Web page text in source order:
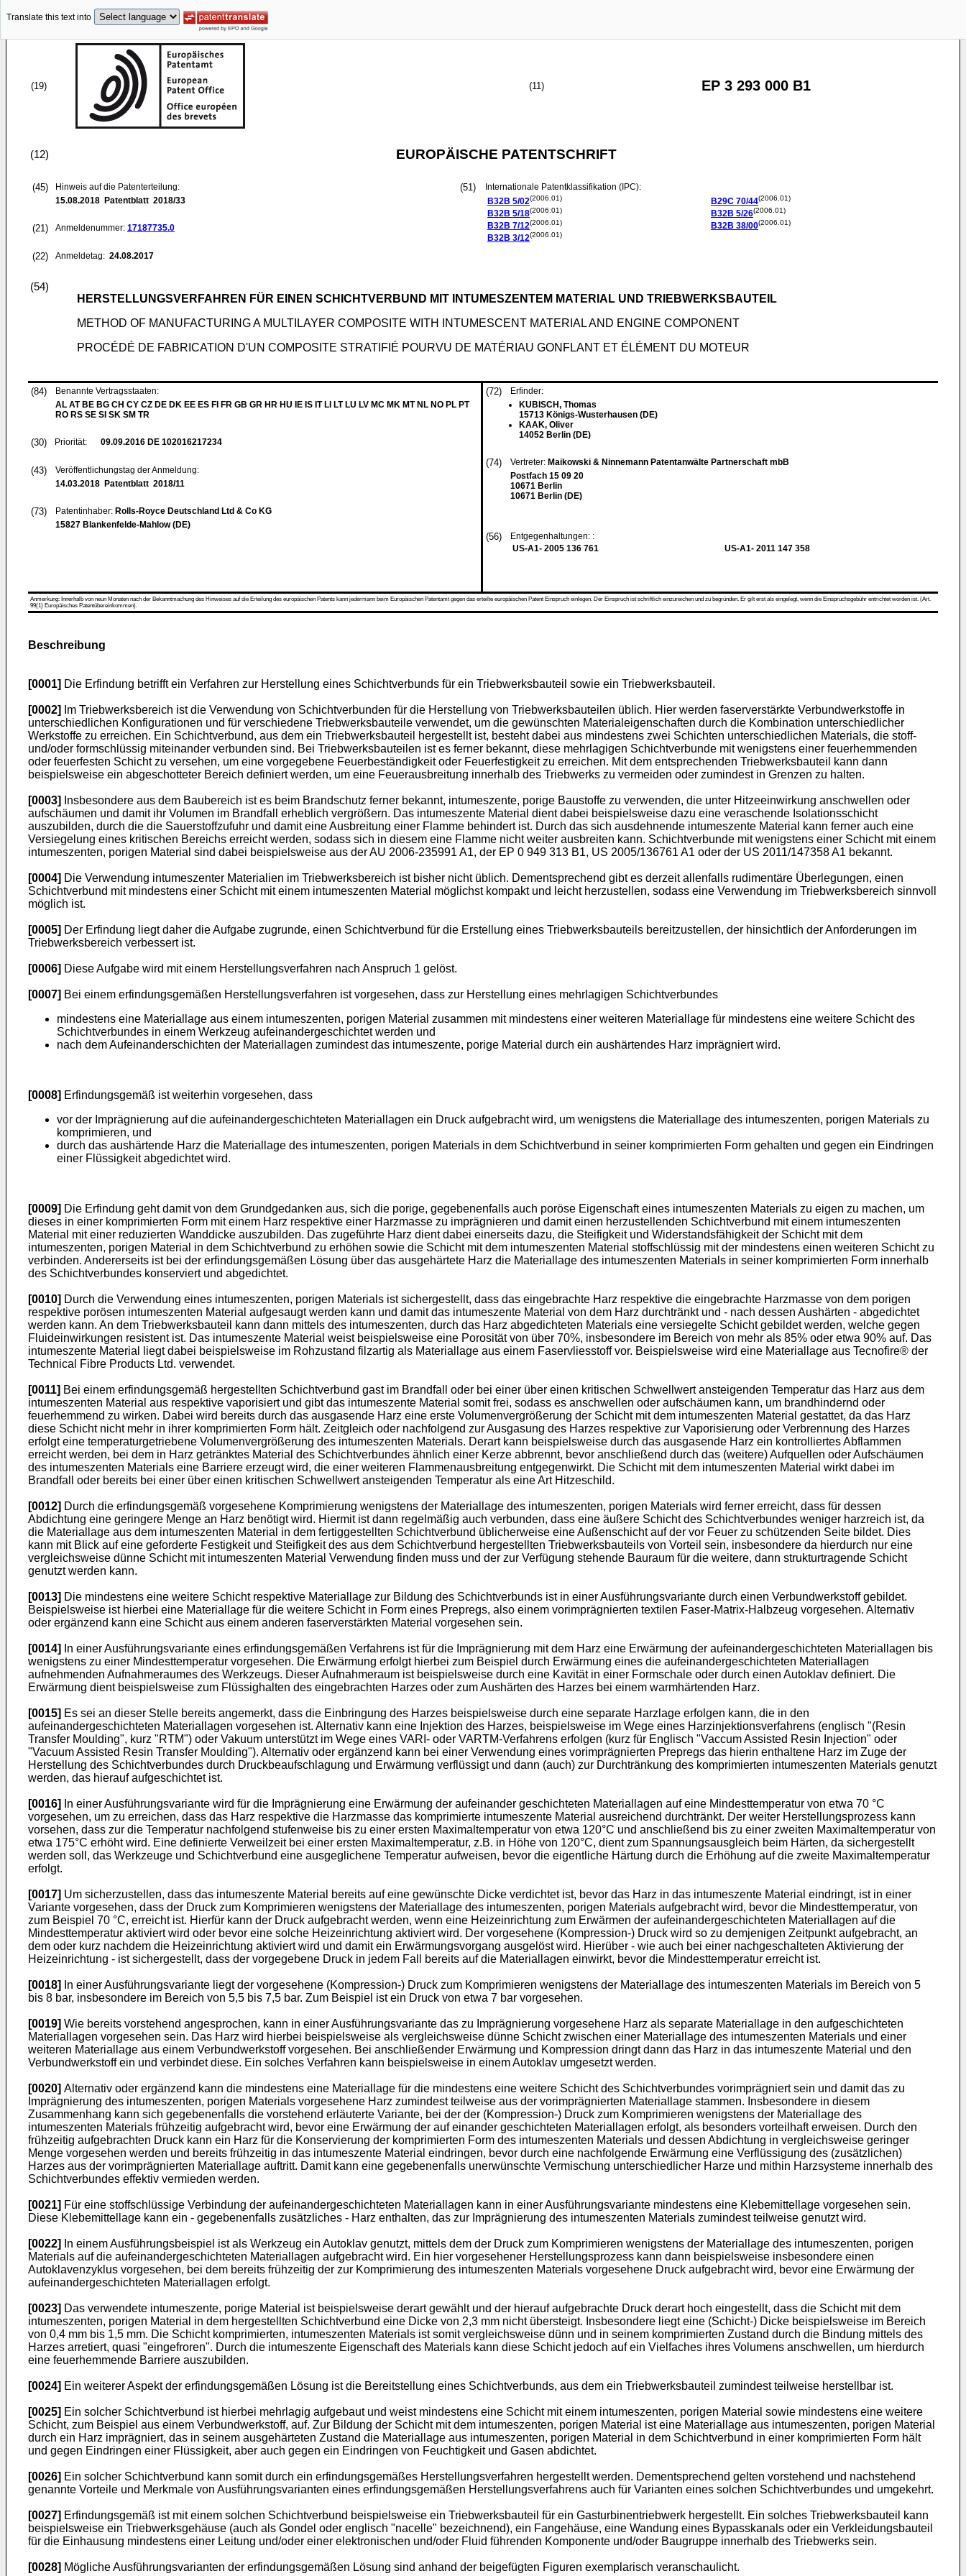
Translate this text into
(19) (11) EP 3 293 000 B1
(12) EUROPÄISCHE PATENTSCHRIFT
(45)
Hinweis auf die Patenterteilung:
15.08.2018 Patentblatt 2018/33
(21) Anmeldenummer: 17187735.0
(22) Anmeldetag: 24.08.2017
(51)
Internationale Patentklassifikation (IPC):
B32B 5/02(2006.01)
B32B 5/18(2006.01)
B32B 7/12(2006.01)
B32B 3/12(2006.01)
B29C 70/44(2006.01)
B32B 5/26(2006.01)
B32B 38/00(2006.01)
(54)
HERSTELLUNGSVERFAHREN FÜR EINEN SCHICHTVERBUND MIT INTUMESZENTEM MATERIAL UND TRIEBWERKSBAUTEIL
METHOD OF MANUFACTURING A MULTILAYER COMPOSITE WITH INTUMESCENT MATERIAL AND ENGINE COMPONENT
PROCÉDÉ DE FABRICATION D'UN COMPOSITE STRATIFIÉ POURVU DE MATÉRIAU GONFLANT ET ÉLÉMENT DU MOTEUR
(84)
Benannte Vertragsstaaten:
AL AT BE BG CH CY CZ DE DK EE ES FI FR GB GR HR HU IE IS IT LI LT LU LV MC MK MT NL NO PL PT
RO RS SE SI SK SM TR
(30) Priorität: 09.09.2016 DE 102016217234
(43)
Veröffentlichungstag der Anmeldung:
14.03.2018 Patentblatt 2018/11
(73) Patentinhaber: Rolls-Royce Deutschland Ltd & Co KG
15827 Blankenfelde-Mahlow (DE)
(72)
Erfinder:
KUBISCH, Thomas
15713 Königs-Wusterhausen (DE)
KAAK, Oliver
14052 Berlin (DE)
(74) Vertreter: Maikowski & Ninnemann Patentanwälte Partnerschaft mbB
Postfach 15 09 20
10671 Berlin
10671 Berlin (DE)
(56)
Entgegenhaltungen: :
US-A1- 2005 136 761
US-A1- 2011 147 358
Anmerkung: Innerhalb von neun Monaten nach der Bekanntmachung des Hinweises auf die Erteilung des europäischen Patents kann jedermann beim Europäischen Patentamt gegen das erteilte europäischen Patent Einspruch einlegen. Der Einspruch ist schriftlich einzureichen und zu begründen. Er gilt erst als eingelegt, wenn die Einspruchsgebühr entrichtet worden ist. (Art.
99(1) Europäisches Patentübereinkommen).
Beschreibung
[0001] Die Erfindung betrifft ein Verfahren zur Herstellung eines Schichtverbunds für ein Triebwerksbauteil sowie ein Triebwerksbauteil.
[0002]
Im Triebwerksbereich ist die Verwendung von Schichtverbunden für die Herstellung von Triebwerksbauteilen üblich. Hier werden faserverstärkte Verbundwerkstoffe in
unterschiedlichen Konfigurationen und für verschiedene Triebwerksbauteile verwendet, um die gewünschten Materialeigenschaften durch die Kombination unterschiedlicher
Werkstoffe zu erreichen. Ein Schichtverbund, aus dem ein Triebwerksbauteil hergestellt ist, besteht dabei aus mindestens zwei Schichten unterschiedlichen Materials, die stoff-
und/oder formschlüssig miteinander verbunden sind. Bei Triebwerksbauteilen ist es ferner bekannt, diese mehrlagigen Schichtverbunde mit wenigstens einer feuerhemmenden
oder feuerfesten Schicht zu versehen, um eine vorgegebene Feuerbeständigkeit oder Feuerfestigkeit zu erreichen. Mit dem entsprechenden Triebwerksbauteil kann dann
beispielsweise ein abgeschotteter Bereich definiert werden, um eine Feuerausbreitung innerhalb des Triebwerks zu vermeiden oder zumindest in Grenzen zu halten.
[0003]
Insbesondere aus dem Baubereich ist es beim Brandschutz ferner bekannt, intumeszente, porige Baustoffe zu verwenden, die unter Hitzeeinwirkung anschwellen oder
aufschäumen und damit ihr Volumen im Brandfall erheblich vergrößern. Das intumeszente Material dient dabei beispielsweise dazu eine veraschende Isolationsschicht
auszubilden, durch die die Sauerstoffzufuhr und damit eine Ausbreitung einer Flamme behindert ist. Durch das sich ausdehnende intumeszente Material kann ferner auch eine
Versiegelung eines kritischen Bereichs erreicht werden, sodass sich in diesem eine Flamme nicht weiter ausbreiten kann. Schichtverbunde mit wenigstens einer Schicht mit einem
intumeszenten, porigen Material sind dabei beispielsweise aus derAU 2006-235991 A1, der EP 0 949 313 B1, US 2005/136761 A1 oder der US 2011/147358 A1 bekannt.
[0004] Die Verwendung intumeszenter Materialien im Triebwerksbereich ist bisher nicht üblich. Dementsprechend gibt es derzeit allenfalls rudimentäre Überlegungen, einen
Schichtverbund mit mindestens einer Schicht mit einem intumeszenten Material möglichst kompakt und leicht herzustellen, sodass eine Verwendung im Triebwerksbereich sinnvoll
möglich ist.
[0005] Der Erfindung liegt daher die Aufgabe zugrunde, einen Schichtverbund für die Erstellung eines Triebwerksbauteils bereitzustellen, der hinsichtlich der Anforderungen im
Triebwerksbereich verbessert ist.
[0006] Diese Aufgabe wird mit einem Herstellungsverfahren nach Anspruch 1 gelöst.
[0007] Bei einem erfindungsgemäßen Herstellungsverfahren ist vorgesehen, dass zur Herstellung eines mehrlagigen Schichtverbundes
mindestens eine Materiallage aus einem intumeszenten, porigen Material zusammen mit mindestens einer weiteren Materiallage für mindestens eine weitere Schicht des
Schichtverbundes in einem Werkzeug aufeinandergeschichtet werden und
nach dem Aufeinanderschichten der Materiallagen zumindest das intumeszente, porige Material durch ein aushärtendes Harz imprägniert wird.
[0008] Erfindungsgemäß ist weiterhin vorgesehen, dass
vor der Imprägnierung auf die aufeinandergeschichteten Materiallagen ein Druck aufgebracht wird, um wenigstens die Materiallage des intumeszenten, porigen Materials zu
komprimieren, und
durch das aushärtende Harz die Materiallage des intumeszenten, porigen Materials in dem Schichtverbund in seiner komprimierten Form gehalten und gegen ein Eindringen
einer Flüssigkeit abgedichtet wird.
[0009] Die Erfindung geht damit von dem Grundgedanken aus, sich die porige, gegebenenfalls auch poröse Eigenschaft eines intumeszenten Materials zu eigen zu machen, um
dieses in einer komprimierten Form mit einem Harz respektive einer Harzmasse zu imprägnieren und damit einen herzustellenden Schichtverbund mit einem intumeszenten
Material mit einer reduzierten Wanddicke auszubilden. Das zugeführte Harz dient dabei einerseits dazu, die Steifigkeit und Widerstandsfähigkeit der Schicht mit dem
intumeszenten, porigen Material in dem Schichtverbund zu erhöhen sowie die Schicht mit dem intumeszenten Material stoffschlüssig mit der mindestens einen weiteren Schicht zu
verbinden. Andererseits ist bei der erfindungsgemäßen Lösung über das ausgehärtete Harz die Materiallage des intumeszenten Materials in seiner komprimierten Form innerhalb
des Schichtverbundes konserviert und abgedichtet.
[0010] Durch die Verwendung eines intumeszenten, porigen Materials ist sichergestellt, dass das eingebrachte Harz respektive die eingebrachte Harzmasse von dem porigen
respektive porösen intumeszenten Material aufgesaugt werden kann und damit das intumeszente Material von dem Harz durchtränkt und - nach dessen Aushärten - abgedichtet
werden kann. An dem Triebwerksbauteil kann dann mittels des intumeszenten, durch das Harz abgedichteten Materials eine versiegelte Schicht gebildet werden, welche gegen
Fluideinwirkungen resistent ist. Das intumeszente Material weist beispielsweise eine Porosität von über 70%, insbesondere im Bereich von mehr als 85% oder etwa 90% auf. Das
intumeszente Material liegt dabei beispielsweise im Rohzustand filzartig als Materiallage aus einem Faservliesstoff vor. Beispielsweise wird eine Materiallage aus Tecnofire® der
Technical Fibre Products Ltd. verwendet.
[0011] Bei einem erfindungsgemäß hergestellten Schichtverbund gast im Brandfall oder bei einer über einen kritischen Schwellwert ansteigenden Temperatur das Harz aus dem
intumeszenten Material aus respektive vaporisiert und gibt das intumeszente Material somit frei, sodass es anschwellen oder aufschäumen kann, um brandhindernd oder
feuerhemmend zu wirken. Dabei wird bereits durch das ausgasende Harz eine erste Volumenvergrößerung der Schicht mit dem intumeszenten Material gestattet, da das Harz
diese Schicht nicht mehr in ihrer komprimierten Form hält. Zeitgleich oder nachfolgend zur Ausgasung des Harzes respektive zur Vaporisierung oder Verbrennung des Harzes
erfolgt eine temperaturgetriebene Volumenvergrößerung des intumeszenten Materials. Derart kann beispielsweise durch das ausgasende Harz ein kontrolliertes Abflammen
erreicht werden, bei dem in Harz getränktes Material des Schichtverbundes ähnlich einer Kerze abbrennt, bevor anschließend durch das (weitere) Aufquellen oder Aufschäumen
des intumeszenten Materials eine Barriere erzeugt wird, die einer weiteren Flammenausbreitung entgegenwirkt. Die Schicht mit dem intumeszenten Material wirkt dabei im
Brandfall oder bereits bei einer über einen kritischen Schwellwert ansteigenden Temperatur als eine Art Hitzeschild.
[0012] Durch die erfindungsgemäß vorgesehene Komprimierung wenigstens der Materiallage des intumeszenten, porigen Materials wird ferner erreicht, dass für dessen
Abdichtung eine geringere Menge an Harz benötigt wird. Hiermit ist dann regelmäßig auch verbunden, dass eine äußere Schicht des Schichtverbundes weniger harzreich ist, da
die Materiallage aus dem intumeszenten Material in dem fertiggestellten Schichtverbund üblicherweise eine Außenschicht auf der vor Feuer zu schützenden Seite bildet. Dies
kann mit Blick auf eine geforderte Festigkeit und Steifigkeit des aus dem Schichtverbund hergestellten Triebwerksbauteils von Vorteil sein, insbesondere da hierdurch nur eine
vergleichsweise dünne Schicht mit intumeszenten Material Verwendung finden muss und der zur Verfügung stehende Bauraum für die weitere, dann strukturtragende Schicht
genutzt werden kann.
[0013] Die mindestens eine weitere Schicht respektive Materiallage zur Bildung des Schichtverbunds ist in einer Ausführungsvariante durch einen Verbundwerkstoff gebildet.
Beispielsweise ist hierbei eine Materiallage für die weitere Schicht in Form eines Prepregs, also einem vorimprägnierten textilen Faser-Matrix-Halbzeug vorgesehen. Alternativ
oder ergänzend kann eine Schicht aus einem anderen faserverstärkten Material vorgesehen sein.
[0014]
In einer Ausführungsvariante eines erfindungsgemäßen Verfahrens ist für die Imprägnierung mit dem Harz eine Erwärmung der aufeinandergeschichteten Materiallagen bis
wenigstens zu einer Mindesttemperatur vorgesehen. Die Erwärmung erfolgt hierbei zum Beispiel durch Erwärmung eines die aufeinandergeschichteten Materiallagen
aufnehmenden Aufnahmeraumes des Werkzeugs. Dieser Aufnahmeraum ist beispielsweise durch eine Kavität in einer Formschale oder durch einen Autoklav definiert. Die
Erwärmung dient beispielsweise zum Flüssighalten des eingebrachten Harzes oder zum Aushärten des Harzes bei einem warmhärtenden Harz.
[0015] Es sei an dieser Stelle bereits angemerkt, dass die Einbringung des Harzes beispielsweise durch eine separate Harzlage erfolgen kann, die in den
aufeinandergeschichteten Materiallagen vorgesehen ist. Alternativ kann eine Injektion des Harzes, beispielsweise im Wege eines Harzinjektionsverfahrens (englisch "(Resin
Transfer Moulding", kurz "RTM") oder Vakuum unterstützt im Wege eines VARI- oder VARTM-Verfahrens erfolgen (kurz für Englisch "Vaccum Assisted Resin Injection" oder
"Vacuum Assisted Resin Transfer Moulding"). Alternativ oder ergänzend kann bei einer Verwendung eines vorimprägnierten Prepregs das hierin enthaltene Harz im Zuge der
Herstellung des Schichtverbundes durch Druckbeaufschlagung und Erwärmung verflüssigt und dann (auch) zur Durchtränkung des komprimierten intumeszenten Materials genutzt
werden, das hierauf aufgeschichtet ist.
[0016]
In einer Ausführungsvariante wird für die Imprägnierung eine Erwärmung der aufeinander geschichteten Materiallagen auf eine Mindesttemperatur von etwa 70 °C
vorgesehen, um zu erreichen, dass das Harz respektive die Harzmasse das komprimierte intumeszente Material ausreichend durchtränkt. Der weiter Herstellungsprozess kann
vorsehen, dass zur die Temperatur nachfolgend stufenweise bis zu einer ersten Maximaltemperatur von etwa 120°C und anschließend bis zu einer zweiten Maximaltemperatur von
etwa 175°C erhöht wird. Eine definierte Verweilzeit bei einer ersten Maximaltemperatur, z.B. in Höhe von 120°C, dient zum Spannungsausgleich beim Härten, da sichergestellt
werden soll, das Werkzeuge und Schichtverbund eine ausgeglichene Temperatur aufweisen, bevor die eigentliche Härtung durch die Erhöhung auf die zweite Maximaltemperatur
erfolgt.
[0017] Um sicherzustellen, dass das intumeszente Material bereits auf eine gewünschte Dicke verdichtet ist, bevor das Harz in das intumeszente Material eindringt, ist in einer
Variante vorgesehen, dass der Druck zum Komprimieren wenigstens der Materiallage des intumeszenten, porigen Materials aufgebracht wird, bevor die Mindesttemperatur, von
zum Beispiel 70 °C, erreicht ist. Hierfür kann der Druck aufgebracht werden, wenn eine Heizeinrichtung zum Erwärmen der aufeinandergeschichteten Materiallagen auf die
Mindesttemperatur aktiviert wird oder bevor eine solche Heizeinrichtung aktiviert wird. Der vorgesehene (Kompression-) Druck wird so zu demjenigen Zeitpunkt aufgebracht, an
dem oder kurz nachdem die Heizeinrichtung aktiviert wird und damit ein Erwärmungsvorgang ausgelöst wird. Hierüber - wie auch bei einer nachgeschalteten Aktivierung der
Heizeinrichtung - ist sichergestellt, dass der vorgegebene Druck in jedem Fall bereits auf die Materiallagen einwirkt, bevor die Mindesttemperatur erreicht ist.
[0018]
In einer Ausführungsvariante liegt der vorgesehene (Kompression-) Druck zum Komprimieren wenigstens der Materiallage des intumeszenten Materials im Bereich von 5
bis 8 bar, insbesondere im Bereich von 5,5 bis 7,5 bar. Zum Beispiel ist ein Druck von etwa 7 bar vorgesehen.
[0019] Wie bereits vorstehend angesprochen, kann in einer Ausführungsvariante das zu Imprägnierung vorgesehene Harz als separate Materiallage in den aufgeschichteten
Materiallagen vorgesehen sein. Das Harz wird hierbei beispielsweise als vergleichsweise dünne Schicht zwischen einer Materiallage des intumeszenten Materials und einer
weiteren Materiallage aus einem Verbundwerkstoff vorgesehen. Bei anschließender Erwärmung und Kompression dringt dann das Harz in das intumeszente Material und den
Verbundwerkstoff ein und verbindet diese. Ein solches Verfahren kann beispielsweise in einem Autoklav umgesetzt werden.
[0020] Alternativ oder ergänzend kann die mindestens eine Materiallage für die mindestens eine weitere Schicht des Schichtverbundes vorimprägniert sein und damit das zu
Imprägnierung des intumeszenten, porigen Materials vorgesehene Harz zumindest teilweise aus der vorimprägnierten Materiallage stammen. Insbesondere in diesem
Zusammenhang kann sich gegebenenfalls die vorstehend erläuterte Variante, bei der der (Kompression-) Druck zum Komprimieren wenigstens der Materiallage des
intumeszenten Materials frühzeitig aufgebracht wird, bevor eine Erwärmung der auf einander geschichteten Materiallagen erfolgt, als besonders vorteilhaft erweisen. Durch den
frühzeitig aufgebrachten Druck kann ein Harz für die Konservierung der komprimierten Form des intumeszenten Materials und dessen Abdichtung in vergleichsweise geringer
Menge vorgesehen werden und bereits frühzeitig in das intumeszente Material eindringen, bevor durch eine nachfolgende Erwärmung eine Verflüssigung des (zusätzlichen)
Harzes aus der vorimprägnierten Materiallage auftritt. Damit kann eine gegebenenfalls unerwünschte Vermischung unterschiedlicher Harze und mithin Harzsysteme innerhalb des
Schichtverbundes effektiv vermieden werden.
[0021] Für eine stoffschlüssige Verbindung der aufeinandergeschichteten Materiallagen kann in einer Ausführungsvariante mindestens eine Klebemittellage vorgesehen sein.
Diese Klebemittellage kann ein - gegebenenfalls zusätzliches - Harz enthalten, das zur Imprägnierung des intumeszenten Materials zumindest teilweise genutzt wird.
[0022]
In einem Ausführungsbeispiel ist als Werkzeug ein Autoklav genutzt, mittels dem der Druck zum Komprimieren wenigstens der Materiallage des intumeszenten, porigen
Materials auf die aufeinandergeschichteten Materiallagen aufgebracht wird. Ein hier vorgesehener Herstellungsprozess kann dann beispielsweise insbesondere einen
Autoklavenzyklus vorgesehen, bei dem bereits frühzeitig der zur Komprimierung des intumeszenten Materials vorgesehene Druck aufgebracht wird, bevor eine Erwärmung der
aufeinandergeschichteten Materiallagen erfolgt.
[0023] Das verwendete intumeszente, porige Material ist beispielsweise derart gewählt und der hierauf aufgebrachte Druck derart hoch eingestellt, dass die Schicht mit dem
intumeszenten, porigen Material in dem hergestellten Schichtverbund eine Dicke von 2,3 mm nicht übersteigt. Insbesondere liegt eine (Schicht-) Dicke beispielsweise im Bereich
von 0,4 mm bis 1,5 mm. Die Schicht komprimierten, intumeszenten Materials ist somit vergleichsweise dünn und in seinem komprimierten Zustand durch die Bindung mittels des
Harzes arretiert, quasi "eingefroren". Durch die intumeszente Eigenschaft des Materials kann diese Schicht jedoch auf ein Vielfaches ihres Volumens anschwellen, um hierdurch
eine feuerhemmende Barriere auszubilden.
[0024] Ein weiterer Aspekt der erfindungsgemäßen Lösung ist die Bereitstellung eines Schichtverbunds, aus dem ein Triebwerksbauteil zumindest teilweise herstellbar ist.
[0025] Ein solcher Schichtverbund ist hierbei mehrlagig aufgebaut und weist mindestens eine Schicht mit einem intumeszenten, porigen Material sowie mindestens eine weitere
Schicht, zum Beispiel aus einem Verbundwerkstoff, auf. Zur Bildung der Schicht mit dem intumeszenten, porigen Material ist eine Materiallage aus intumeszenten, porigen Material
durch ein Harz imprägniert, das in seinem ausgehärteten Zustand die Materiallage aus intumeszenten, porigen Material in dem Schichtverbund in einer komprimierten Form hält
und gegen Eindringen einer Flüssigkeit, aber auch gegen ein Eindringen von Feuchtigkeit und Gasen abdichtet.
[0026] Ein solcher Schichtverbund kann somit durch ein erfindungsgemäßes Herstellungsverfahren hergestellt werden. Dementsprechend gelten vorstehend und nachstehend
genannte Vorteile und Merkmale von Ausführungsvarianten eines erfindungsgemäßen Herstellungsverfahrens auch für Varianten eines solchen Schichtverbundes und umgekehrt.
[0027] Erfindungsgemäß ist mit einem solchen Schichtverbund beispielsweise ein Triebwerksbauteil für ein Gasturbinentriebwerk hergestellt. Ein solches Triebwerksbauteil kann
beispielsweise ein Triebwerksgehäuse (auch als Gondel oder englisch "nacelle" bezeichnend), ein Fangehäuse, eine Wandung eines Bypasskanals oder ein Verkleidungsbauteil
für die Einhausung mindestens einer Leitung und/oder einer elektronischen und/oder Fluid führenden Komponente und/oder Baugruppe innerhalb des Triebwerks sein.
[0028] Mögliche Ausführungsvarianten der erfindungsgemäßen Lösung sind anhand der beigefügten Figuren exemplarisch veranschaulicht.